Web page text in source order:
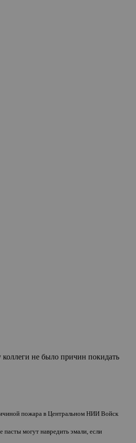
не было причин покидать
пожара в Центральном НИИ Войск
могут навредить эмали, если